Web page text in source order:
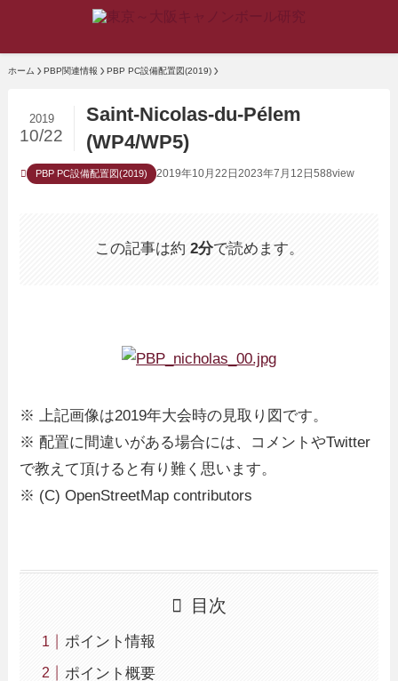
ホーム PBP関連情報 PBP PC設備配置図(2019)
Saint-Nicolas-du-Pélem
(WP4/WP5)
2019
10/22
PBP PC設備配置図(2019) 2019年10月22日2023年7月12日588view
この記事は約 2分で読めます。
※ 上記画像は2019年大会時の見取り図です。
※ 配置に間違いがある場合には、コメントやTwitter
で教えて頂けると有り難く思います。
※ (C) OpenStreetMap contributors
目次
ポイント情報
ポイント概要